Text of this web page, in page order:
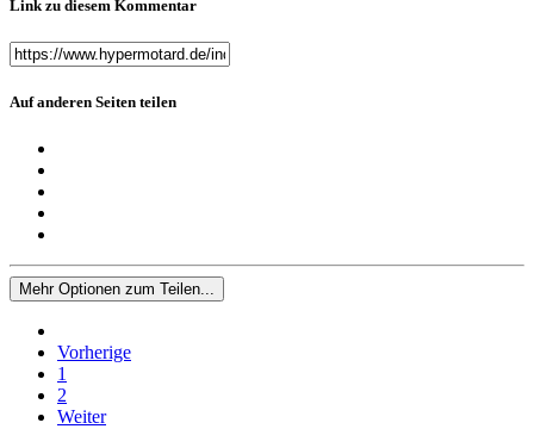
Link zu diesem Kommentar
Auf anderen Seiten teilen
Mehr Optionen zum Teilen...
Vorherige
1
2
Weiter